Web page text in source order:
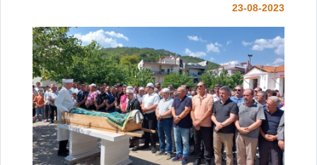
23-08-2023